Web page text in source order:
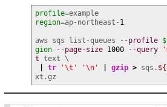
profile
=example
region=ap-northeast- 1
aws sqs list-queues --profile
gion
--page-size 1000 --query
t text \
tr '\t' '\n' gzip > sqs.
xt.gz